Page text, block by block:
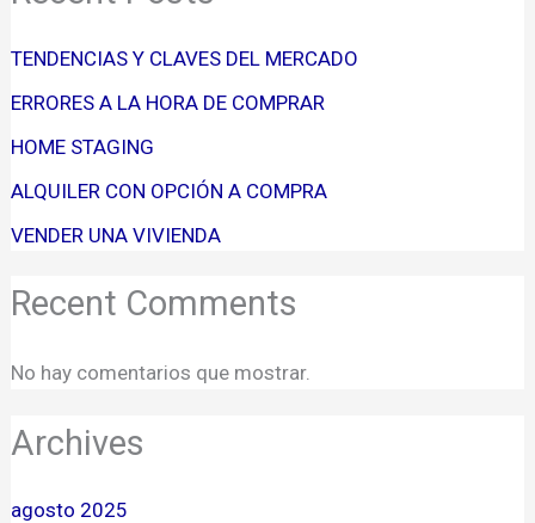
TENDENCIAS Y CLAVES DEL MERCADO
ERRORES A LA HORA DE COMPRAR
HOME STAGING
ALQUILER CON OPCIÓN A COMPRA
VENDER UNA VIVIENDA
Recent Comments
No hay comentarios que mostrar.
Archives
agosto 2025